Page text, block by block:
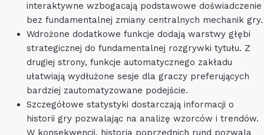
interaktywne wzbogacają podstawowe doświadczenie
bez fundamentalnej zmiany centralnych mechanik gry.
Wdrożone dodatkowe funkcje dodają warstwy głębi
strategicznej do fundamentalnej rozgrywki tytułu. Z
drugiej strony, funkcje automatycznego zakładu
ułatwiają wydłużone sesje dla graczy preferujących
bardziej zautomatyzowane podejście.
Szczegółowe statystyki dostarczają informacji o
historii gry pozwalając na analizę wzorców i trendów.
W konsekwencji, historia poprzednich rund pozwala